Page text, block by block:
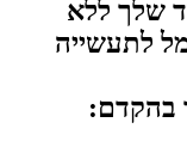
שלך ללא
לתעשייה
בהקדם: